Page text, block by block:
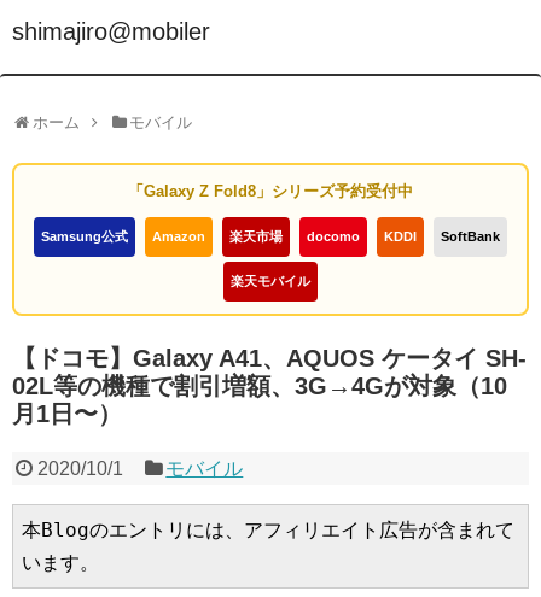
shimajiro@mobiler
ホーム モバイル
「Galaxy Z Fold8」シリーズ予約受付中
Samsung公式 Amazon 楽天市場 docomo KDDI SoftBank
楽天モバイル
【ドコモ】Galaxy A41、AQUOS ケータイ SH-
02L等の機種で割引増額、3G→4Gが対象（10
月1日〜）
2020/10/1 モバイル
本Blogのエントリには、アフィリエイト広告が含まれて
います。